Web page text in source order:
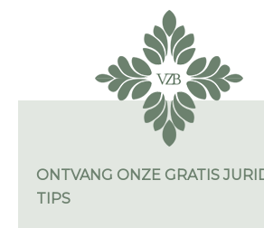
ONTVANG ONZE GRATIS
TIPS